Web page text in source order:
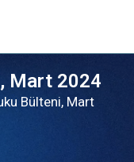
Mart 2024
Bülteni, Mart